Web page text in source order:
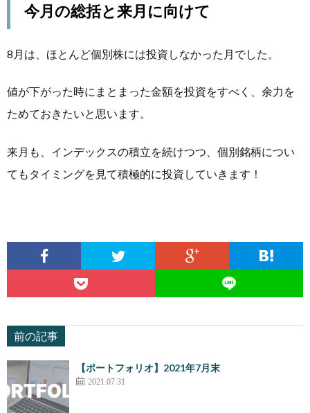
今月の総括と来月に向けて
8月は、ほとんど個別株には投資しなかった月でした。
値が下がった時にまとまった金額を投資をすべく、余力を
ためておきたいと思います。
来月も、インデックスの積立を続けつつ、個別銘柄につい
てもタイミングを見て積極的に投資していきます！
前の記事
【ポートフォリオ】2021年7月末
2021.07.31